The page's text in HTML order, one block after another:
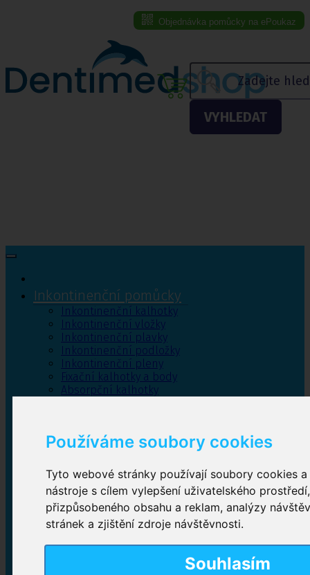
Používáme soubory cookies
Tyto webové stránky používají soubory cookies
nástroje s cílem vylepšení uživatelského
přizpůsobeného obsahu a reklam, analýzy
stránek a zjištění zdroje návštěvnosti.
Souhlasím
Objednávka pomůcky na ePoukaz
VYHLEDAT
Inkontinenční pomůcky
Inkontinenční kalhotky
Inkontinenční vložky
Inkontinenční plavky
Inkontinenční podložky
Inkontinenční pleny
Fixační kalhotky a body
Absorpční kalhotky
Inkontinenční kalhotky
Plenkové kalhotky navlékací,Plenkové kalhotky
zalepovací,Inkontinenční kalhotky dámské